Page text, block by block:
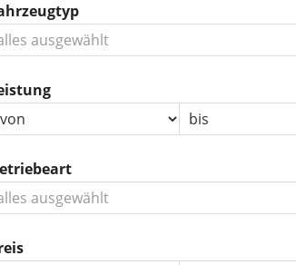
ausgewählt
ausgewählt